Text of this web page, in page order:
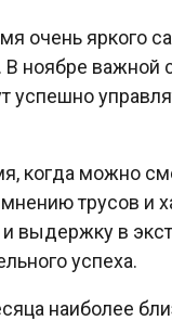
очень яркого
ноябре важной
успешно
когда можно
трусов и
выдержку в
успеха.
наиболее